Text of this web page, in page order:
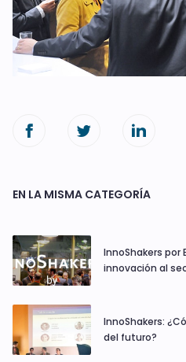
EN LA MISMA CATEGORÍA
InnoShakers por
innovación al
InnoShakers:
del futuro?